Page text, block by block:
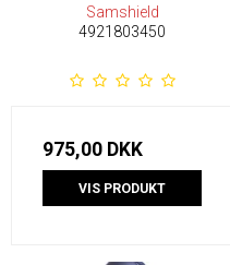
Samshield
4921803450
975,00 DKK
VIS PRODUKT